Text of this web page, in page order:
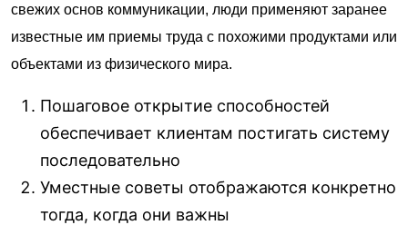
свежих основ коммуникации, люди применяют заранее
известные им приемы труда с похожими продуктами или
объектами из физического мира.
Пошаговое открытие способностей
обеспечивает клиентам постигать систему
последовательно
Уместные советы отображаются конкретно
тогда, когда они важны